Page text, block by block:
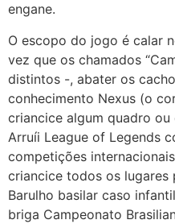
engane.
O escopo do jogo é calar
vez que os chamados
distintos -, abater os
conhecimento Nexus (o
criancice algum quadro
Arruíi League of Legends
competições
criancice todos os lugares
Barulho basilar caso
briga Campeonato